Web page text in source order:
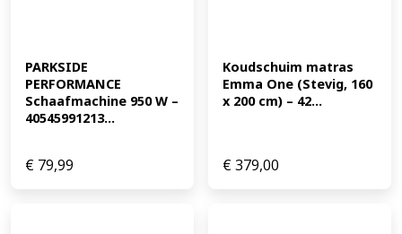
PARKSIDE
PERFORMANCE
Schaafmachine 950 W –
40545991213...
€ 79,99
Koudschuim matras
Emma One (Stevig, 160
x 200 cm) – 42...
€379,00